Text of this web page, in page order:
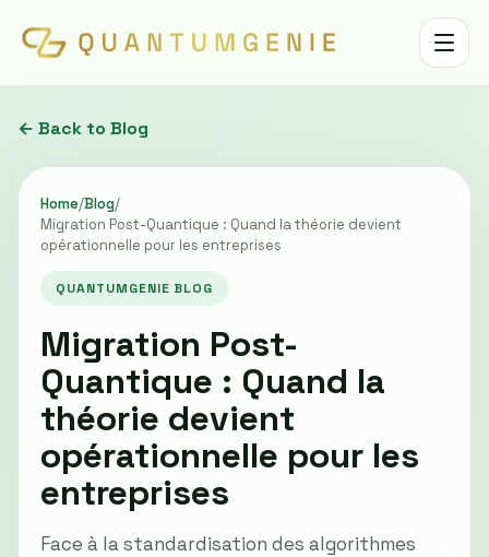
Toggle
← Back to Blog
Home/Blog/
Migration Post-Quantique : Quand la théorie devient
opérationnelle pour les entreprises
QUANTUMGENIE BLOG
Migration Post-
Quantique : Quand la
théorie devient
opérationnelle pour les
entreprises
Face à la standardisation des algorithmes